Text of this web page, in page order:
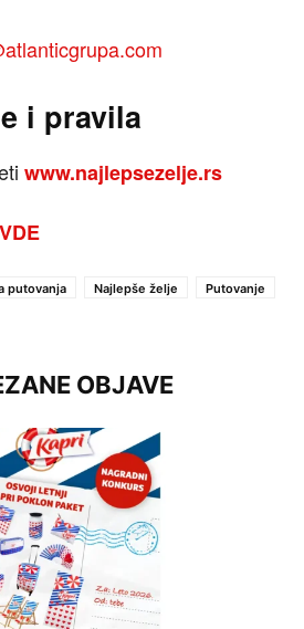
i pravila
www.najlepsezelje.rs
putovanja Najlepše želje
Putovanje
OBJAVE